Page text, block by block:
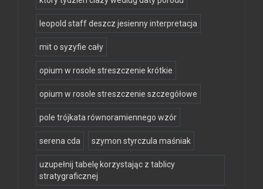
leopold staff deszcz jesienny interpretacja
mit o syzyfie cały
opium w rosole streszczenie krótkie
opium w rosole streszczenie szczegółowe
pole trójkata równoramiennego wzór
serena cda szymon styrczula maśniak
uzupełnij tabelę korzystając z tablicy
stratygraficznej